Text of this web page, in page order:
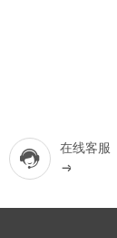
在线客服